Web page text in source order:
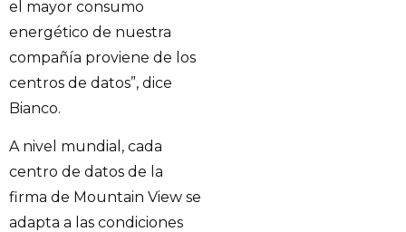
el mayor consumo
energético de nuestra
compañía proviene de los
centros de datos”, dice
Bianco.
A nivel mundial, cada
centro de datos de la
firma de Mountain View se
adapta a las condiciones